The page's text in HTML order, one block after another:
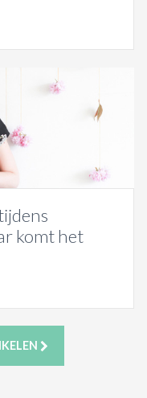
komt het